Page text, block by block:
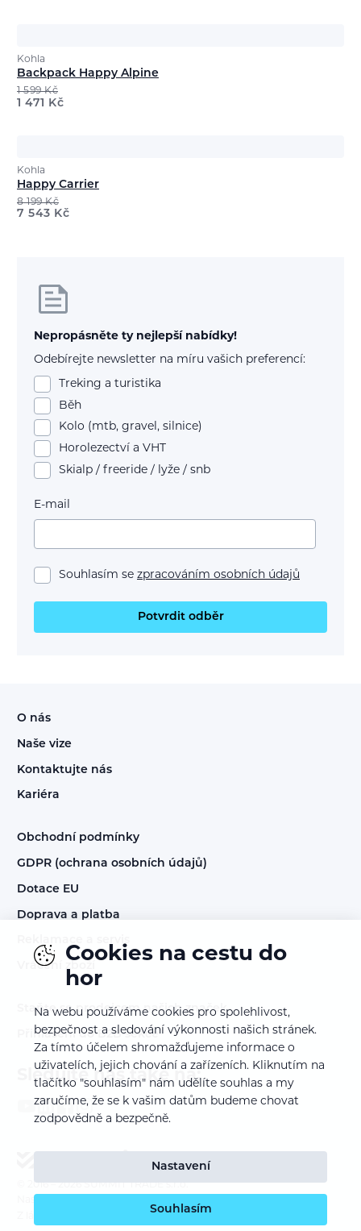
Kohla
Backpack Happy Alpine
1 599Kč
1 471 Kč
Kohla
Happy Carrier
8 199Kč
7 543 Kč
Nepropásněte ty nejlepší nabídky!
Odebírejte newsletter na míru vašich preferencí:
Treking a turistika
Běh
Kolo (mtb, gravel, silnice)
Horolezectví a VHT
Skialp / freeride / lyže / snb
E-mail
Souhlasím se zpracováním osobních údajů
Potvrdit odběr
O nás
Naše vize
Kontaktujte nás
Kariéra
Obchodní podmínky
GDPR (ochrana osobních údajů)
Dotace EU
Doprava a platba
Reklamace a servis
Vrácení zboží
Staňte se prodejcem našich značek
Přihlášení do B2B sekce
Sledujte nás také na:
© 2016 – 2026SUMMIT TRADE s.r.o.
Cookies na cestu do
hor
Na webu používáme cookies pro spolehlivost,
bezpečnost a sledování výkonnosti našich stránek.
Za tímto účelem shromažďujeme informace o
uživatelích, jejich chování a zařízeních. Kliknutím na
tlačítko "souhlasím" nám udělíte souhlas a my
zaručíme, že se k vašim datům budeme chovat
zodpovědně a bezpečně.
Nastavení
Souhlasím